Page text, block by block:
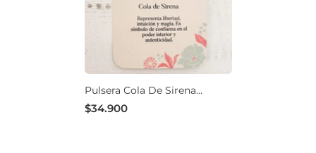
Pulsera Cola De Sirena
Océano Con Significado
$34.900